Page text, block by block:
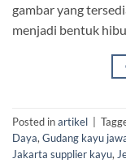
gambar yang
menjadi bentuk
Posted inartikel
Daya,Gudang kayu
Jakarta supplier kayu,